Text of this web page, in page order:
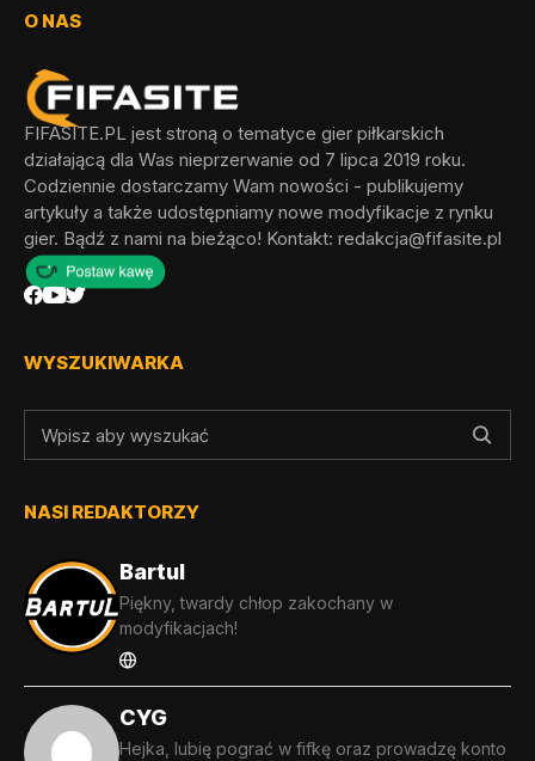
O NAS
FIFASITE.PL jest stroną o tematyce gier piłkarskich
działającą dla Was nieprzerwanie od 7 lipca 2019 roku.
Codziennie dostarczamy Wam nowości - publikujemy
artykuły a także udostępniamy nowe modyfikacje z rynku
gier. Bądź z nami na bieżąco! Kontakt: redakcja@fifasite.pl
WYSZUKIWARKA
NASI REDAKTORZY
Bartul
Piękny, twardy chłop zakochany w
modyfikacjach!
CYG
Hejka, lubię pograć w fifkę oraz prowadzę konto